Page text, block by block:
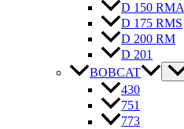
D 150 RMA
D 175 RMS
D 200 RM
D 201
BOBCAT
430
751
773